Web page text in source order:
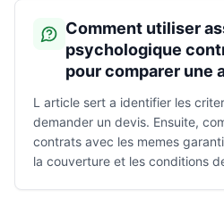
Comment utiliser
psychologique
pour comparer une
L article sert a identifier les
demander un devis. Ensuite,
contrats avec les memes
la couverture et les conditions